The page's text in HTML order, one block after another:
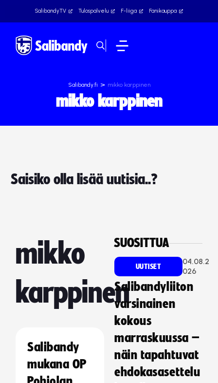
SalibandyTV Tulospalvelu F-liiga Fanikauppa
Salibandy.fi > mikko karppinen
mikko karppinen
Saisiko olla lisää uutisia..?
mikko
karppinen
Salibandy
mukana OP
SUOSITTUA
UUTISET
04.08.2
026
Salibandyliiton
varsinainen
kokous
marraskuussa –
näin tapahtuvat
ehdokasasettelu